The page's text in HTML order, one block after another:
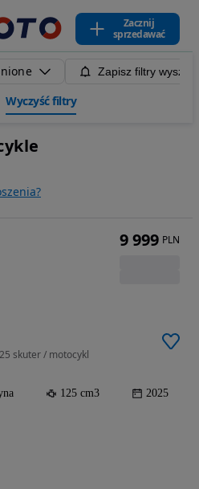
Zacznij
sprzedawać
Zapisz filtry
Wyczyść filtry
skuter / motocykl
125 cm3 2025
9 999 PLN